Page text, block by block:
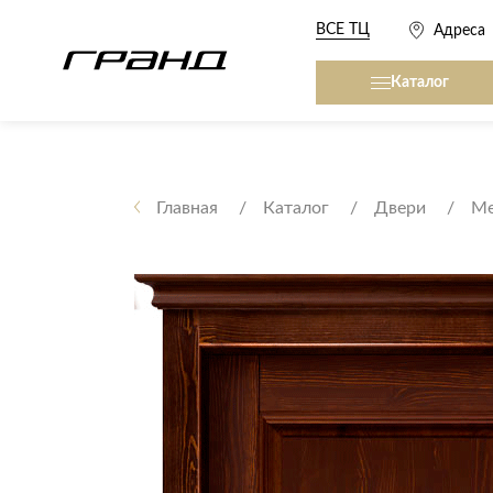
ВСЕ ТЦ Адреса
Каталог
Кофейные столики
Обеденные столы
Письменные столы
Приставные столики
Сервировочные столики
Туалетные столики
сна
Матрасы
Товары для сна
Кухонные
Мягкая мебель
Диваны
Главная Каталог Двери